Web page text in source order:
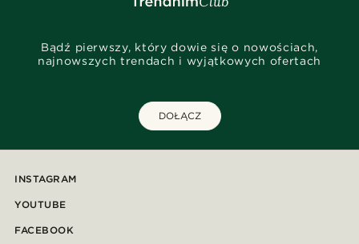
Bądź pierwszy, który dowie się o nowościach,
najnowszych trendach i wyjątkowych ofertach
DOŁĄCZ
INSTAGRAM
YOUTUBE
FACEBOOK